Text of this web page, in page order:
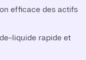
efficace des actifs
liquide rapide et